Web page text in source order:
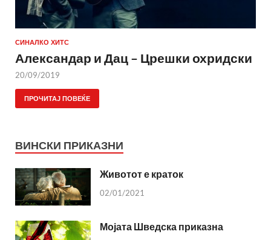
СИНАЛКО ХИТС
Александар и Дац – Црешки охридски
20/09/2019
ПРОЧИТАЈ ПОВЕЌЕ
ВИНСКИ ПРИКАЗНИ
Животот е краток
02/01/2021
Мојата Шведска приказна